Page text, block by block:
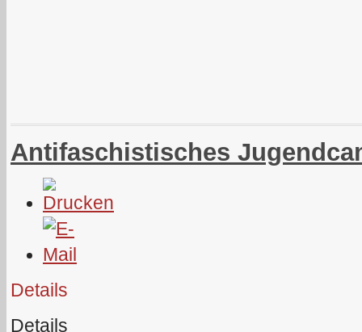
Antifaschistisches
Details
Details